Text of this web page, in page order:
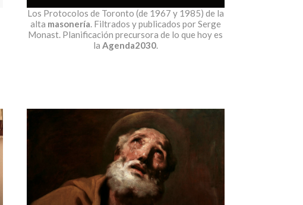
Los Protocolos de Toronto (de 1967 y 1985) de la
alta masonería. Filtrados y publicados por Serge
Monast. Planificación precursora de lo que hoy es
la Agenda2030.